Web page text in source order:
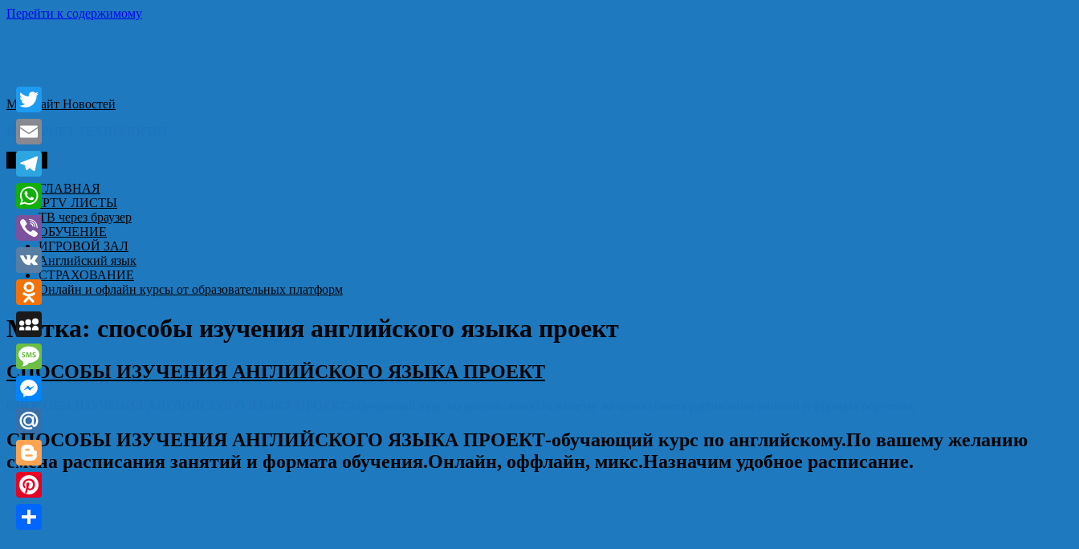
Перейти к содержимому
Мегабайт Новостей
ИНТЕРНЕТ ТЕХНОЛОГИИ
Меню
ГЛАВНАЯ
IPTV ЛИСТЫ
ТВ через браузер
ОБУЧЕНИЕ
ИГРОВОЙ ЗАЛ
Английский язык
СТРАХОВАНИЕ
Онлайн и офлайн курсы от образовательных платформ
Метка: способы изучения английского языка проект
СПОСОБЫ ИЗУЧЕНИЯ АНГЛИЙСКОГО ЯЗЫКА ПРОЕКТ
СПОСОБЫ ИЗУЧЕНИЯ АНГЛИЙСКОГО ЯЗЫКА ПРОЕКТ-обучающий курс по английскому.По вашему желанию смена расписания занятий и формата обучения.
СПОСОБЫ ИЗУЧЕНИЯ АНГЛИЙСКОГО ЯЗЫКА ПРОЕКТ-обучающий курс по английскому.По вашему желанию
смена расписания занятий и формата обучения.Онлайн, оффлайн, микс.Назначим удобное расписание.
Twitter
Email
Telegram
WhatsApp
Viber
VK
Odnoklassniki
MySpace
Message
Messenger
Mail.Ru
Blogger
Pinterest